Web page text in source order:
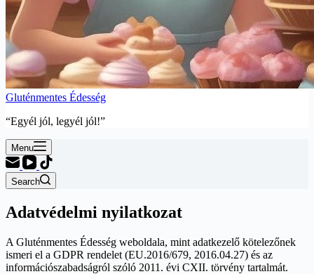
Gluténmentes Édesség
“Egyél jól, legyél jól!”
Menu
Search
Adatvédelmi nyilatkozat
A Gluténmentes Édesség weboldala, mint adatkezelő kötelezőnek
ismeri el a GDPR rendelet (EU.2016/679, 2016.04.27) és az
információszabadságról szóló 2011. évi CXII. törvény tartalmát.